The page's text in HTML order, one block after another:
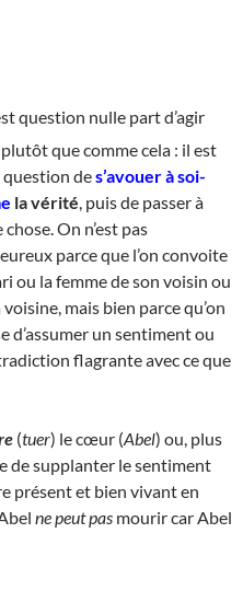
question nulle part d’agir
que comme cela : il est
question des’avouer à soi-
la vérité , puis de passer à
On n’est pas
parce que l’on convoite
ou la femme de son voisin ou
voisine, mais bien parce qu’on
d’assumer un sentiment ou
flagrante avec ce que
(tuer) le cœur (Abel) ou, plus
de supplanter le sentiment
présent et bien vivant en
ne peut pas mourir car Abel